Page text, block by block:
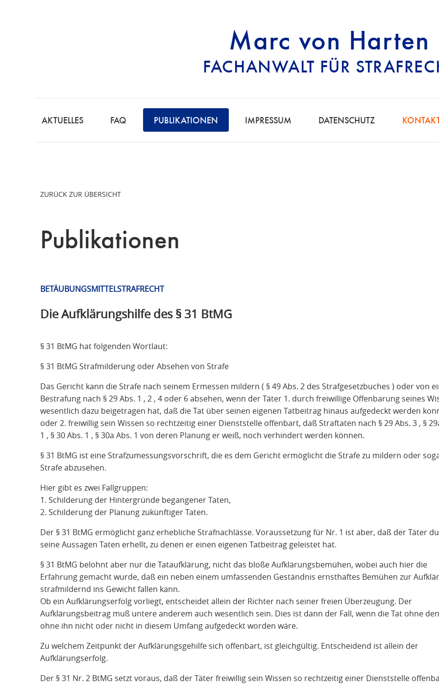
Marc von Harten
FACHANWALT FÜR
STRAFRECHT | RECHTSANWALT
H
H
AKTUELLES FAQ PUBLIKATIONEN IMPRESSUM DATENSCHUTZ
ZURÜCK ZUR ÜBERSICHT
Publikationen
BETÄUBUNGSMITTELSTRAFRECHT
Die Aufklärungshilfe des § 31 BtMG
§ 31 BtMG hat folgenden Wortlaut:
§ 31 BtMG Strafmilderung oder Absehen von Strafe
Das Gericht kann die Strafe nach seinem Ermessen mildern ( § 49 Abs. 2 des Strafgesetzbuches ) oder von
Bestrafung nach § 29 Abs. 1 , 2 , 4 oder 6 absehen, wenn der Täter 1. durch freiwillige Offenbarung seines
wesentlich dazu beigetragen hat, daß die Tat über seinen eigenen Tatbeitrag hinaus aufgedeckt werden
oder 2. freiwillig sein Wissen so rechtzeitig einer Dienststelle offenbart, daß Straftaten nach § 29 Abs. 3 , §
1 , § 30 Abs. 1 , § 30a Abs. 1 von deren Planung er weiß, noch verhindert werden können.
§ 31 BtMG ist eine Strafzumessungsvorschrift, die es dem Gericht ermöglicht die Strafe zu mildern oder
Strafe abzusehen.
Hier gibt es zwei Fallgruppen:
1. Schilderung der Hintergründe begangener Taten,
2. Schilderung der Planung zukünftiger Taten.
Der § 31 BtMG ermöglicht ganz erhebliche Strafnachlässe. Voraussetzung für Nr. 1 ist aber, daß der Täter
seine Aussagen Taten erhellt, zu denen er einen eigenen Tatbeitrag geleistet hat.
§ 31 BtMG belohnt aber nur die Tataufklärung, nicht das bloße Aufklärungsbemühen, wobei auch hier die
Erfahrung gemacht wurde, daß ein neben einem umfassenden Geständnis ernsthaftes Bemühen zur
strafmildernd ins Gewicht fallen kann.
Ob ein Aufklärungserfolg vorliegt, entscheidet allein der Richter nach seiner freien Überzeugung. Der
Aufklärungsbeitrag muß untere anderem auch wesentlich sein. Dies ist dann der Fall, wenn die Tat ohne
ohne ihn nicht oder nicht in diesem Umfang aufgedeckt worden wäre.
Zu welchem Zeitpunkt der Aufklärungsgehilfe sich offenbart, ist gleichgültig. Entscheidend ist allein der
Aufklärungserfolg.
Der § 31 Nr. 2 BtMG setzt voraus, daß der Täter freiwillig sein Wissen so rechtzeitig einer Dienststelle